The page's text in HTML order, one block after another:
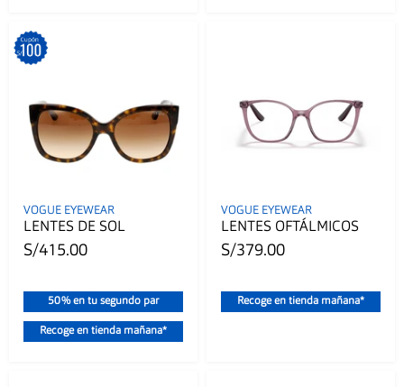
VOGUE EYEWEAR
LENTES DE SOL
S/415.00
50% en tu segundo par
Recoge en tienda mañana*
VOGUE EYEWEAR
LENTES OFTÁLMICOS
S/379.00
Recoge en tienda mañana*